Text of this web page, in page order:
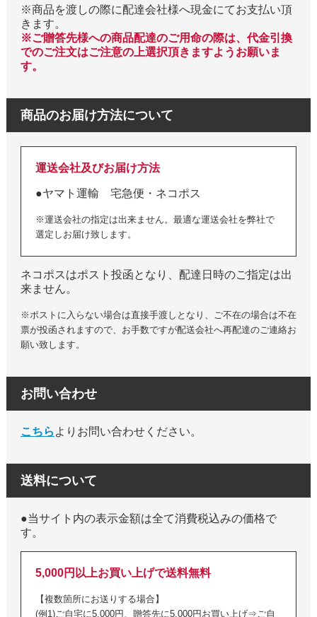
※商品を渡しの際に配達会社様へ現金にてお支払い頂
きます。
※ご贈答先様への商品配達のご用命の際は、代金引換
でのご注文はご注意の上選択頂きますようお願いま
す。
商品のお届け方法について
運送会社及びお届け方法
●ヤマト運輸 宅急便・ネコポス
※運送会社の指定は出来ません。最適な運送会社を弊社で
選定しお届け致します。
ネコポスはポスト投函となり、配達日時のご指定は出
来ません。
※ポストに入らない場合は直接手渡しとなり、ご不在の場合は不在
票が投函されますので、お手数ですが配送会社へ再配達のご連絡お
願い致します。
お問い合わせ
こちら よりお問い合わせください。
送料について
●当サイト内の表示金額は全て消費税込みの価格で
す。
5,000円以上お買い上げで送料無料
【複数箇所にお送りする場合】
(例1)ご自宅に5,000円、贈答先に5,000円お買い上げ⇒ご自